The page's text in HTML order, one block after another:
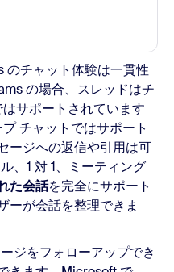
のチャット体験は一貫性
の場合、スレッドはチ
サポートされています
チャットではサポート
ージへの返信や引用は可
、1 対 1、ミーティング
た会話を完全にサポート
ーが会話を整理できま
ジをフォローアップでき